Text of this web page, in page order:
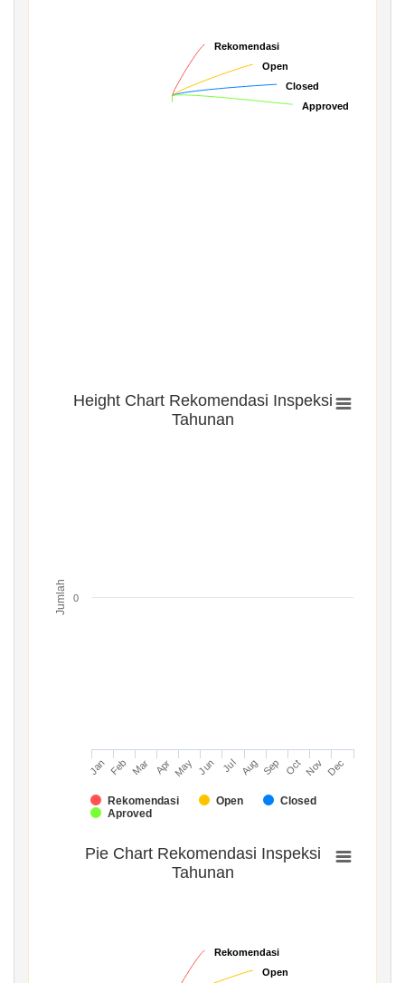
Rekomendasi
Rekomendasi
Open
Open
Closed
Closed
Approved
Approved
Jumlah
Height Chart Rekomendasi Inspeksi
Tahunan
Rekomendasi Open
Closed
Aproved
Jan Feb Mar Apr May Jun Jul Aug Sep Oct Nov Dec
0
Pie Chart Rekomendasi Inspeksi
Tahunan
Rekomendasi
Rekomendasi
Open
Open